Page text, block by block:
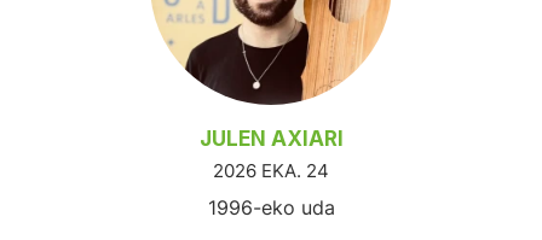
JULEN AXIARI
2026 EKA. 24
1996-eko uda